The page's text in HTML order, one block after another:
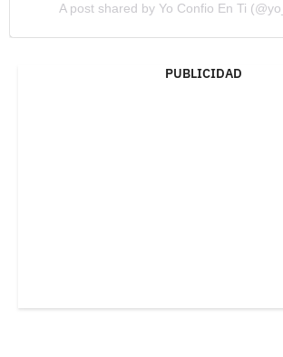
A post shared by Yo Confio En Ti
PUBLICIDAD